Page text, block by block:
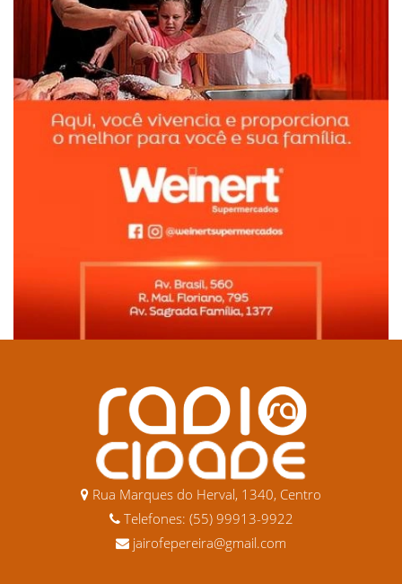
Rua Marques do Herval, 1340, Centro
Telefones: (55) 99913-9922
jairofepereira@gmail.com